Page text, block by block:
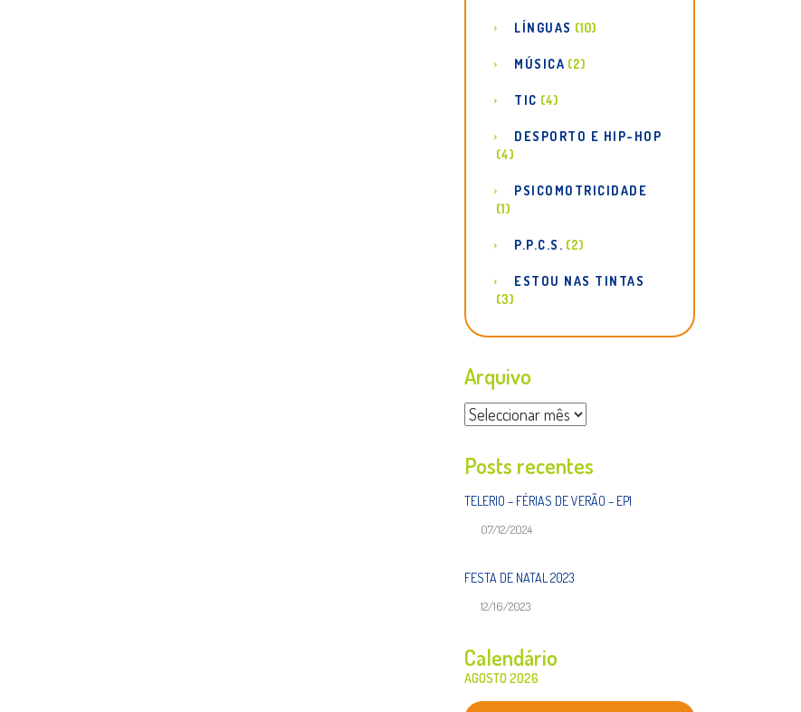
LÍNGUAS (10)
MÚSICA (2)
TIC (4)
DESPORTO E HIP-HOP
(4)
PSICOMOTRICIDADE
(1)
P.P.C.S. (2)
ESTOU NAS TINTAS
(3)
Arquivo
Arquivo
Posts recentes
TELERIO – FÉRIAS DE VERÃO – EP1
07/12/2024
FESTA DE NATAL 2023
12/16/2023
Calendário
AGOSTO 2026